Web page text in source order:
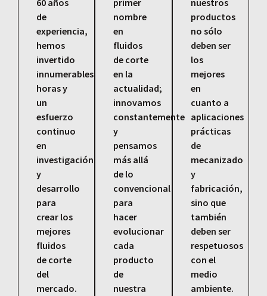
60 años
de
experiencia,
hemos
invertido
innumerables
horas y
un
esfuerzo
continuo
en
investigación
y
desarrollo
para
crear los
mejores
fluidos
de corte
del
mercado.
primer
nombre
en
fluidos
de corte
en la
actualidad;
innovamos
constantemente
y
pensamos
más allá
de lo
convencional
para
hacer
evolucionar
cada
producto
de
nuestra
nuestros
productos
no sólo
deben ser
los
mejores
en
cuanto a
aplicaciones
prácticas
de
mecanizado
y
fabricación,
sino que
también
deben ser
respetuosos
con el
medio
ambiente.